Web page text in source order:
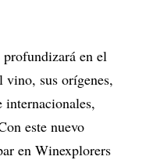
profundizará en el
sus orígenes,
internacionales,
este nuevo
en Winexplorers